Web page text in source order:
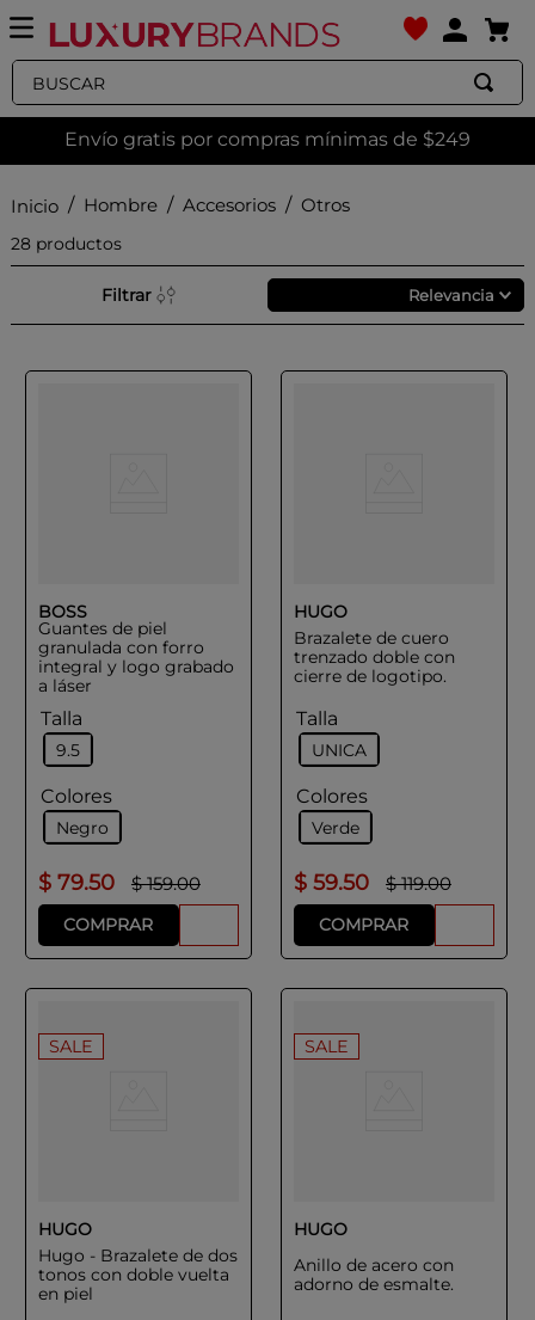
Buscar
Envío gratis por compras mínimas de $249
Hombre Accesorios Otros
28 productos
Filtrar Relevancia
BOSS
Guantes de piel
granulada con forro
integral y logo grabado
a láser
Colores
Negro
Talla
9.5
$ 79.50 $ 159.00
COMPRAR
HUGO
Brazalete de cuero
trenzado doble con
cierre de logotipo.
Colores
Verde
Talla
UNICA
$ 59.50 $ 119.00
COMPRAR
SALE
HUGO
Hugo - Brazalete de dos
tonos con doble vuelta
en piel
SALE
HUGO
Anillo de acero con
adorno de esmalte.